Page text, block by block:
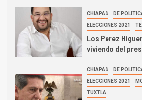
CHIAPAS DE
ELECCIONES 2021
Los Pérez
viviendo del
CHIAPAS DE
ELECCIONES 2021
TUXTLA